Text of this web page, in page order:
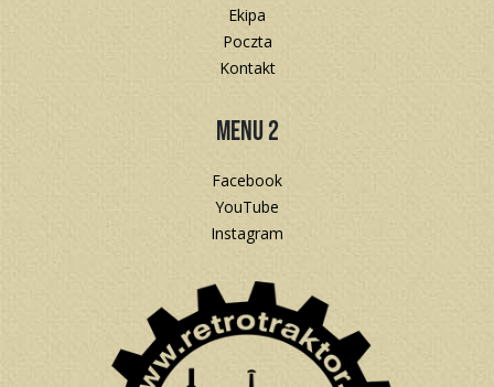
Ekipa
Poczta
Kontakt
Menu 2
Facebook
YouTube
Instagram